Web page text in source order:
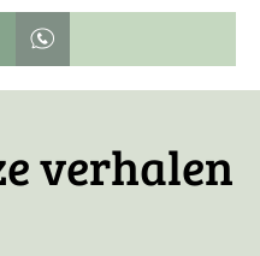
dit op pinterest
verhalen